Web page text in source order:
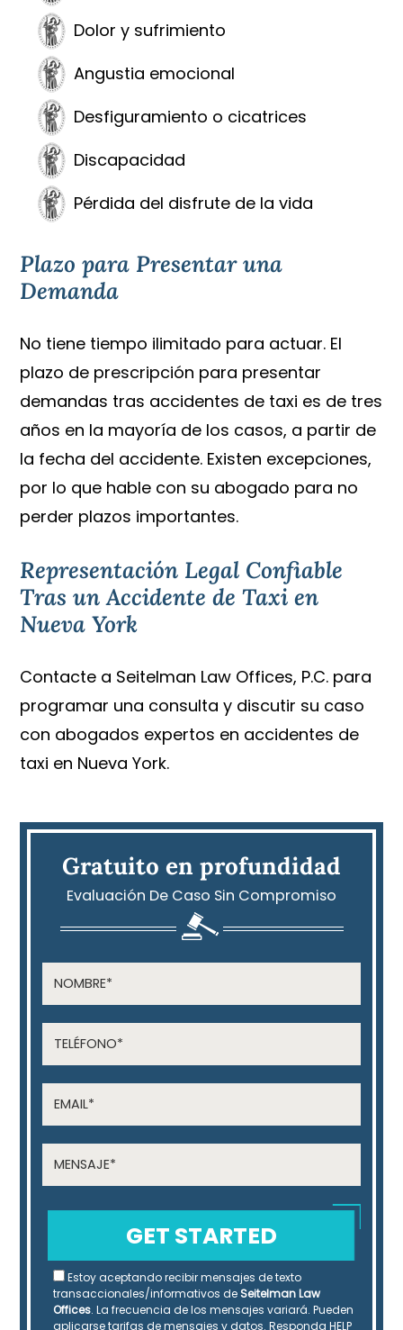
Dolor y sufrimiento
Angustia emocional
Desfiguramiento o cicatrices
Discapacidad
Pérdida del disfrute de la vida
Plazo para Presentar una
Demanda
No tiene tiempo ilimitado para actuar. El
plazo de prescripción para presentar
demandas tras accidentes de taxi es de tres
años en la mayoría de los casos, a partir de
la fecha del accidente. Existen excepciones,
por lo que hable con su abogado para no
perder plazos importantes.
Representación Legal Confiable
Tras un Accidente de Taxi en
Nueva York
Contacte a Seitelman Law Offices, P.C. para
programar una consulta y discutir su caso
con abogados expertos en accidentes de
taxi en Nueva York.
Gratuito en profundidad
Evaluación De Caso Sin Compromiso
Estoy aceptando recibir mensajes de texto
transaccionales/informativos deSeitelman Law
Offices. La frecuencia de los mensajes variará. Pueden
aplicarse tarifas de mensajes y datos. Responda HELP